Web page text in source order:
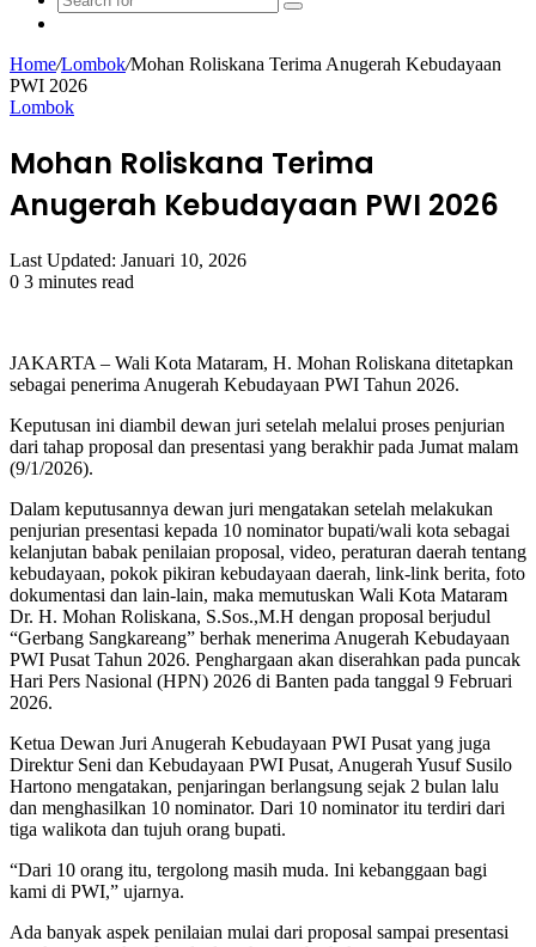
Search
Home/Lombok/Mohan Roliskana Terima Anugerah Kebudayaan
PWI 2026
Lombok
Mohan Roliskana Terima
Anugerah Kebudayaan PWI 2026
Last Updated: Januari 10, 2026
0 3 minutes read
JAKARTA – Wali Kota Mataram, H. Mohan Roliskana ditetapkan
sebagai penerima Anugerah Kebudayaan PWI Tahun 2026.
Keputusan ini diambil dewan juri setelah melalui proses penjurian
dari tahap proposal dan presentasi yang berakhir pada Jumat malam
(9/1/2026).
Dalam keputusannya dewan juri mengatakan setelah melakukan
penjurian presentasi kepada 10 nominator bupati/wali kota sebagai
kelanjutan babak penilaian proposal, video, peraturan daerah tentang
kebudayaan, pokok pikiran kebudayaan daerah, link-link berita, foto
dokumentasi dan lain-lain, maka memutuskan Wali Kota Mataram
Dr. H. Mohan Roliskana, S.Sos.,M.H dengan proposal berjudul
“Gerbang Sangkareang” berhak menerima Anugerah Kebudayaan
PWI Pusat Tahun 2026. Penghargaan akan diserahkan pada puncak
Hari Pers Nasional (HPN) 2026 di Banten pada tanggal 9 Februari
2026.
Ketua Dewan Juri Anugerah Kebudayaan PWI Pusat yang juga
Direktur Seni dan Kebudayaan PWI Pusat, Anugerah Yusuf Susilo
Hartono mengatakan, penjaringan berlangsung sejak 2 bulan lalu
dan menghasilkan 10 nominator. Dari 10 nominator itu terdiri dari
tiga walikota dan tujuh orang bupati.
“Dari 10 orang itu, tergolong masih muda. Ini kebanggaan bagi
kami di PWI,” ujarnya.
Ada banyak aspek penilaian mulai dari proposal sampai presentasi